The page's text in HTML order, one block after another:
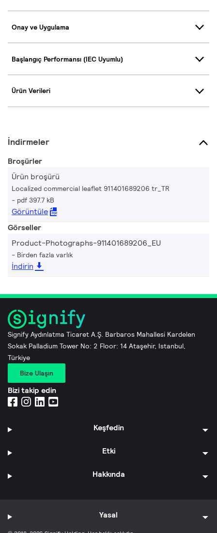
Onay ve Uygulama
Başlangıç Performansı (IEC Uyumlu)
Ürün Verileri
İndirmeler
Broşürler
Ürün broşürü
Localized commercial leaflet 911401689206 tr_TR
pdf 397.7 kB
Görüntüle
Görseller
Product-Photographs-911401689206_EU
Birden fazla varlık
İndirin
Signify Aydınlatma Ticaret A.Ş. Barbaros Mahallesi Kardelen
Sokak Palladium Tower No: 2 Floor: 14 Ataşehir, Istanbul,
Türkiye
Bize Ulaşın
Bizi takip edin
Keşfedin
Etki
Hakkında
Yasal